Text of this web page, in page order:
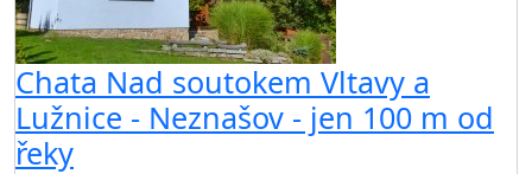
Chata Nad soutokem Vltavy a
Lužnice - Neznašov - jen 100 m od
řeky